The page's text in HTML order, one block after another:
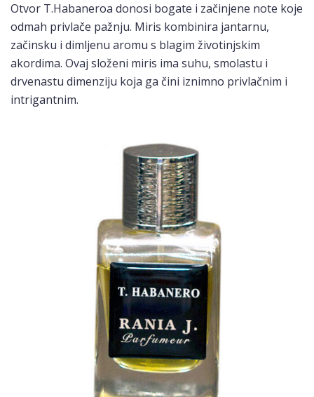
Otvor T.Habaneroa donosi bogate i začinjene note koje
odmah privlače pažnju. Miris kombinira jantarnu,
začinsku i dimljenu aromu s blagim životinjskim
akordima. Ovaj složeni miris ima suhu, smolastu i
drvenastu dimenziju koja ga čini iznimno privlačnim i
intrigantnim.